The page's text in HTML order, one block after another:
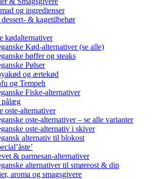
og ingredienser
& kagetilbehør
kødalternativer
Kød-alternativer (se alle)
bøffer og steaks
Pølser
og ærtekød
og Tempeh
Fiske-alternativer
pålæg
oste-alternativer
oste-alternativer – se alle varianter
oste-alternativ i skiver
alternativ til blokost
& parmesan-alternativer
alternativer til smøreost & dip
aroma og smagsgivere